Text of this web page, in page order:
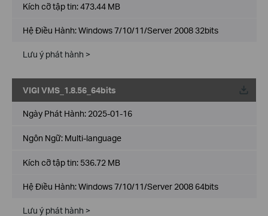
Kích cỡ tập tin:473.44 MB
Hệ Điều Hành: Windows 7/10/11/Server 2008 32bits
Lưu ý phát hành >
VIGI VMS_1.8.56_64bits
Về
Ngày Phát Hành: 2025-01-16
Ngôn Ngữ: Multi-language
Kích cỡ tập tin: 536.72 MB
Hệ Điều Hành: Windows 7/10/11/Server 2008 64bits
Lưu ý phát hành >